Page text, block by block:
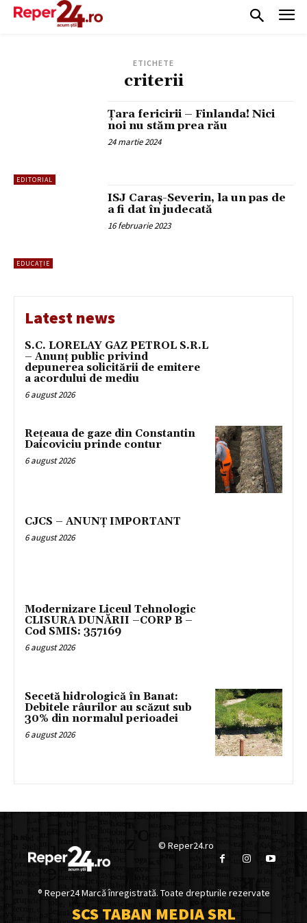
ETICHETE
criterii
EDITORIAL
Țara fericirii – Finlanda! Nici
noi nu stăm prea rău
24 martie 2024
EDUCAȚIE
ISJ Caraș-Severin, la un pas de
a fi dat în judecată
16 februarie 2023
Latest news
S.C. LORELAY GAZ PETROL S.R.L
– Anunț public privind
depunerea solicitării de emitere
a acordului de mediu
6 august 2026
Rețeaua de gaze din Constantin
Daicoviciu prinde contur
6 august 2026
CJCS – ANUNȚ IMPORTANT
6 august 2026
Modernizare Liceul Tehnologic
CLISURA DUNĂRII –CORP B –
Cod SMIS: 357169
6 august 2026
Secetă hidrologică în Banat:
Debitele râurilor au scăzut sub
30% din normalul perioadei
6 august 2026
© Reper24.ro
® Reper24 Marcă înregistrată. Toate drepturile rezervate
SCS TABAN MEDIA SRL